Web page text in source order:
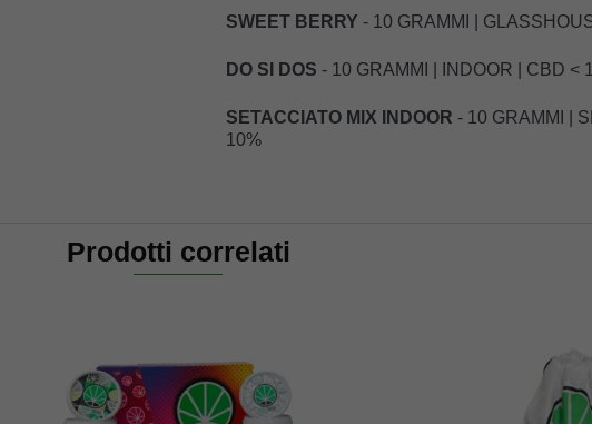
SWEET BERRY - 10 GRAMMI |
DO SI DOS - 10 GRAMMI | INDOOR | CBD <
SETACCIATO MIX INDOOR - 10 GRAMMI |
10%
Prodotti correlati